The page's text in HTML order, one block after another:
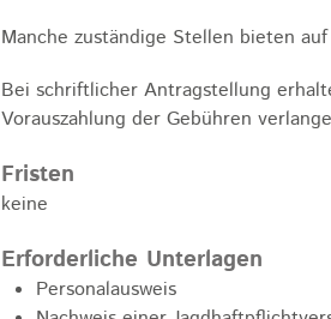
Manche zuständige Stellen bieten
Bei schriftlicher Antragstellung
Vorauszahlung der Gebühren
Fristen
keine
Erforderliche Unterlagen
Personalausweis